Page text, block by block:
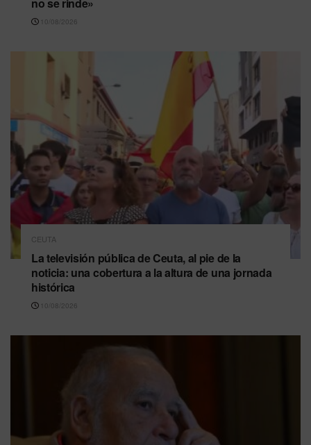
no se rinde»
10/08/2026
CEUTA
La televisión pública de Ceuta, al pie de la
noticia: una cobertura a la altura de una jornada
histórica
10/08/2026